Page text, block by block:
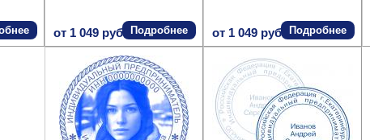
от 1 049 руб. Подробнее от 1 049 руб. Подробнее